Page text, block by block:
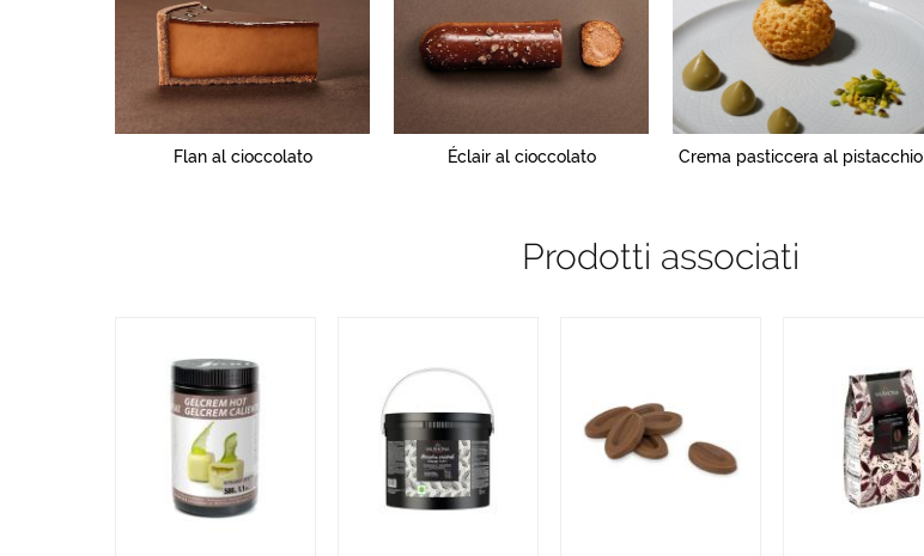
Flan al cioccolato Éclair al cioccolato Crema pasticcera al pistacchio
Prodotti associati